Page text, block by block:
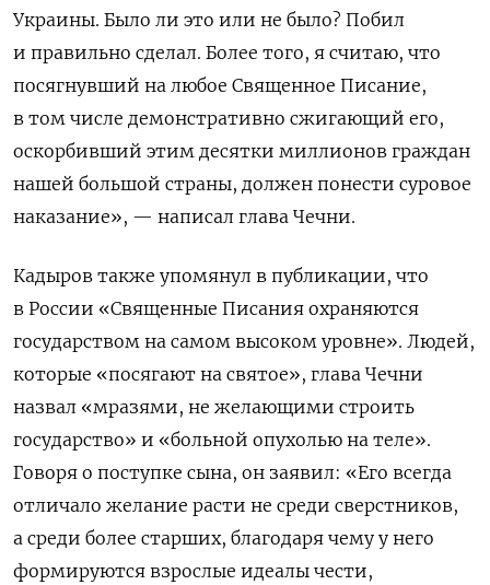
Украины. Было ли это или не было? Побил
и правильно сделал. Более того, я считаю, что
посягнувший на любое Священное Писание,
в том числе демонстративно сжигающий его,
оскорбивший этим десятки миллионов граждан
нашей большой страны, должен понести суровое
наказание», — написал глава Чечни.
Кадыров также упомянул в публикации, что
в России «Священные Писания охраняются
государством на самом высоком уровне». Людей,
которые «посягают на святое», глава Чечни
назвал «мразями, не желающими строить
государство» и «больной опухолью на теле».
Говоря о поступке сына, он заявил: «Его всегда
отличало желание расти не среди сверстников,
а среди более старших, благодаря чему у него
формируются взрослые идеалы чести,